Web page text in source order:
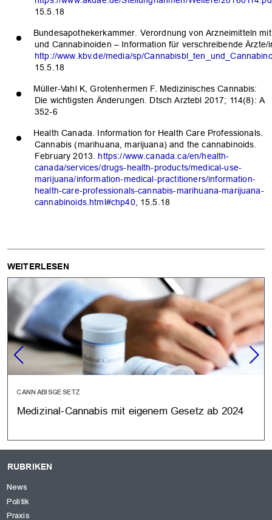
15.5.18
Bundesapothekerkammer. Verordnung von Arzneimitteln
und Cannabinoiden – Information für verschreibende Ärzte/
http://www.kbv.de/media/sp/
15.5.18
Müller-Vahl K, Grotenhermen F. Medizinisches Cannabis:
Die wichtigsten Änderungen. Dtsch Arztebl 2017; 114(8): A
352-6
Health Canada. Information for Health Care Professionals.
Cannabis (marihuana, marijuana) and the cannabinoids.
February 2013. https://www.canada.ca/en/health-
canada/services/drugs-health-products/medical-use-
marijuana/information-medical-practitioners/information-
health-care-professionals-cannabis-marihuana-marijuana-
cannabinoids.html#chp40 , 15.5.18
WEITERLESEN
CANNABISGESETZ
Medizinal-Cannabis mit eigenem Gesetz ab 2024
RUBRIKEN
News
Politik
Praxis